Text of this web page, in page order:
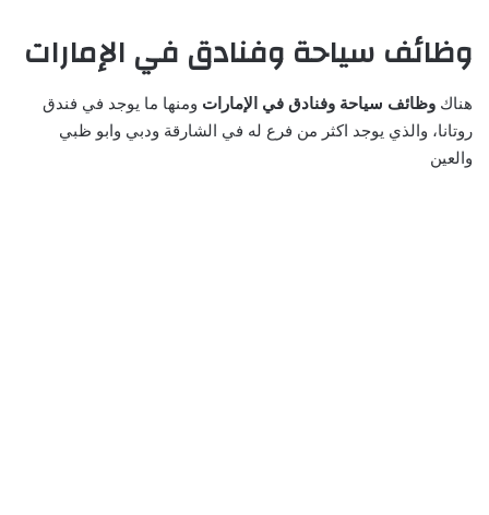
وظائف سياحة وفنادق في الإمارات
هناك وظائف سياحة وفنادق في الإمارات ومنها ما يوجد في فندق
روتانا، والذي يوجد اكثر من فرع له في الشارقة ودبي وابو ظبي
والعين